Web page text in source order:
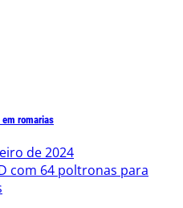
em romarias
de 2024
com 64 poltronas para